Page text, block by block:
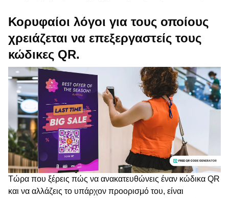
Κορυφαίοι λόγοι για τους οποίους
χρειάζεται να επεξεργαστείς τους
κώδικες QR.
Τώρα που ξέρεις πώς να ανακατευθώνεις έναν κώδικα QR
και να αλλάζεις το υπάρχον προορισμό του, είναι